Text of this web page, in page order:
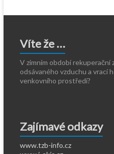
Víte že …
V zimním období rekuperační
odsávaného vzduchu a vrací
venkovního prostředí?
Zajímavé odkazy
www.tzb-info.cz